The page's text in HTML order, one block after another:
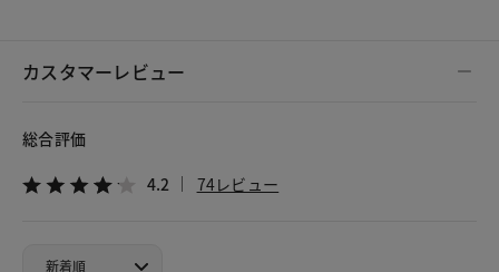
カスタマーレビュー
総合評価
4.2 74レビュー